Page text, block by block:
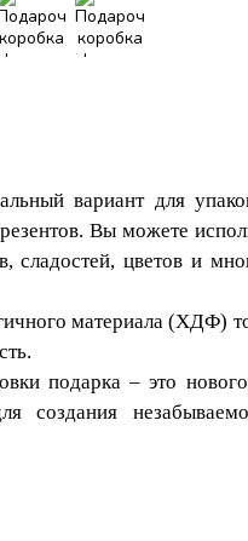
вариант для
Вы можете
сладостей, цветов и
материала (ХДФ)
подарка – это
создания